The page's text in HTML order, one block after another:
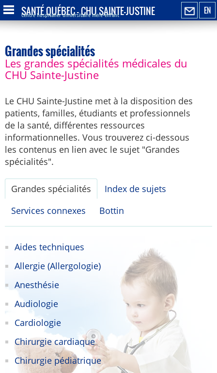
EN
SANTÉ QUÉBEC - CHU SAINTE-JUSTINE
Centre hospitalier universitaire mère-enfant
Grandes spécialités
Les grandes spécialités médicales du
CHU Sainte-Justine
Le CHU Sainte-Justine met à la disposition des
patients, familles, étudiants et professionnels
de la santé, différentes ressources
informationnelles. Vous trouverez ci-dessous
les contenus en lien avec le sujet "Grandes
spécialités".
Grandes spécialités
Index de sujets
Services connexes
Bottin
Aides techniques
Allergie (Allergologie)
Anesthésie
Audiologie
Cardiologie
Chirurgie cardiaque
Chirurgie pédiatrique